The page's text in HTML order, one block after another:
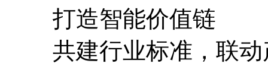
打造智能价值链
共建行业标准，联